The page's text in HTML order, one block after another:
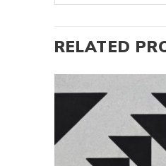
RELATED